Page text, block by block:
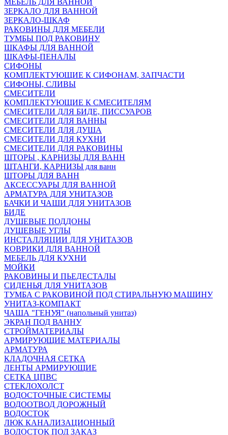
МЕБЕЛЬ ДЛЯ ВАННОЙ
ЗЕРКАЛО ДЛЯ ВАННОЙ
ЗЕРКАЛО-ШКАФ
РАКОВИНЫ ДЛЯ МЕБЕЛИ
ТУМБЫ ПОД РАКОВИНУ
ШКАФЫ ДЛЯ ВАННОЙ
ШКАФЫ-ПЕНАЛЫ
СИФОНЫ
КОМПЛЕКТУЮЩИЕ К СИФОНАМ, ЗАПЧАСТИ
СИФОНЫ, СЛИВЫ
СМЕСИТЕЛИ
КОМПЛЕКТУЮЩИЕ К СМЕСИТЕЛЯМ
СМЕСИТЕЛИ ДЛЯ БИДЕ, ПИССУАРОВ
СМЕСИТЕЛИ ДЛЯ ВАННЫ
СМЕСИТЕЛИ ДЛЯ ДУША
СМЕСИТЕЛИ ДЛЯ КУХНИ
СМЕСИТЕЛИ ДЛЯ РАКОВИНЫ
ШТОРЫ , КАРНИЗЫ ДЛЯ ВАНН
ШТАНГИ, КАРНИЗЫ для ванн
ШТОРЫ ДЛЯ ВАНН
АКСЕССУАРЫ ДЛЯ ВАННОЙ
АРМАТУРА ДЛЯ УНИТАЗОВ
БАЧКИ И ЧАШИ ДЛЯ УНИТАЗОВ
БИДЕ
ДУШЕВЫЕ ПОДДОНЫ
ДУШЕВЫЕ УГЛЫ
ИНСТАЛЛЯЦИИ ДЛЯ УНИТАЗОВ
КОВРИКИ ДЛЯ ВАННОЙ
МЕБЕЛЬ ДЛЯ КУХНИ
МОЙКИ
РАКОВИНЫ И ПЬЕДЕСТАЛЫ
СИДЕНЬЯ ДЛЯ УНИТАЗОВ
ТУМБА С РАКОВИНОЙ ПОД СТИРАЛЬНУЮ МАШИНУ
УНИТАЗ-КОМПАКТ
ЧАША "ГЕНУЯ" (напольный унитаз)
ЭКРАН ПОД ВАННУ
СТРОЙМАТЕРИАЛЫ
АРМИРУЮЩИЕ МАТЕРИАЛЫ
АРМАТУРА
КЛАДОЧНАЯ СЕТКА
ЛЕНТЫ АРМИРУЮЩИЕ
СЕТКА ЦПВС
СТЕКЛОХОЛСТ
ВОДОСТОЧНЫЕ СИСТЕМЫ
ВОДООТВОД ДОРОЖНЫЙ
ВОДОСТОК
ЛЮК КАНАЛИЗАЦИОННЫЙ
ВОДОСТОК ПОД ЗАКАЗ